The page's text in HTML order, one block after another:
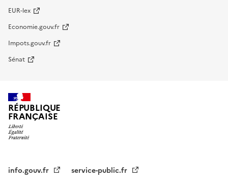
EUR-lex
Economie.gouv.fr
Impots.gouv.fr
Sénat
RÉPUBLIQUE
FRANÇAISE
info.gouv.fr service-public.fr